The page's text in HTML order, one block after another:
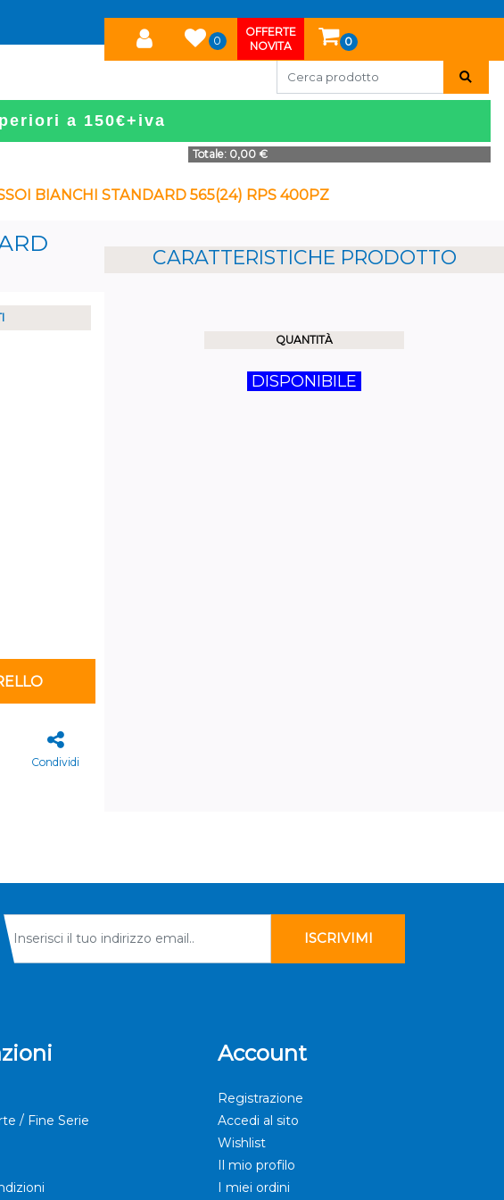
0
OFFERTE
NOVITA
0
a 150€+iva
Totale: 0,00 €
BIANCHI STANDARD 565(24) RPS 400PZ
Condividi
CARATTERISTICHE PRODOTTO
QUANTITÀ
DISPONIBILE
/ Fine Serie
Account
Registrazione
Accedi al sito
Wishlist
Il mio profilo
I miei ordini